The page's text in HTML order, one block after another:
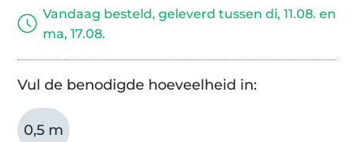
Vandaag besteld, geleverd tussen di, 11.08. en
ma, 17.08.
Vul de benodigde hoeveelheid in:
0,5 m